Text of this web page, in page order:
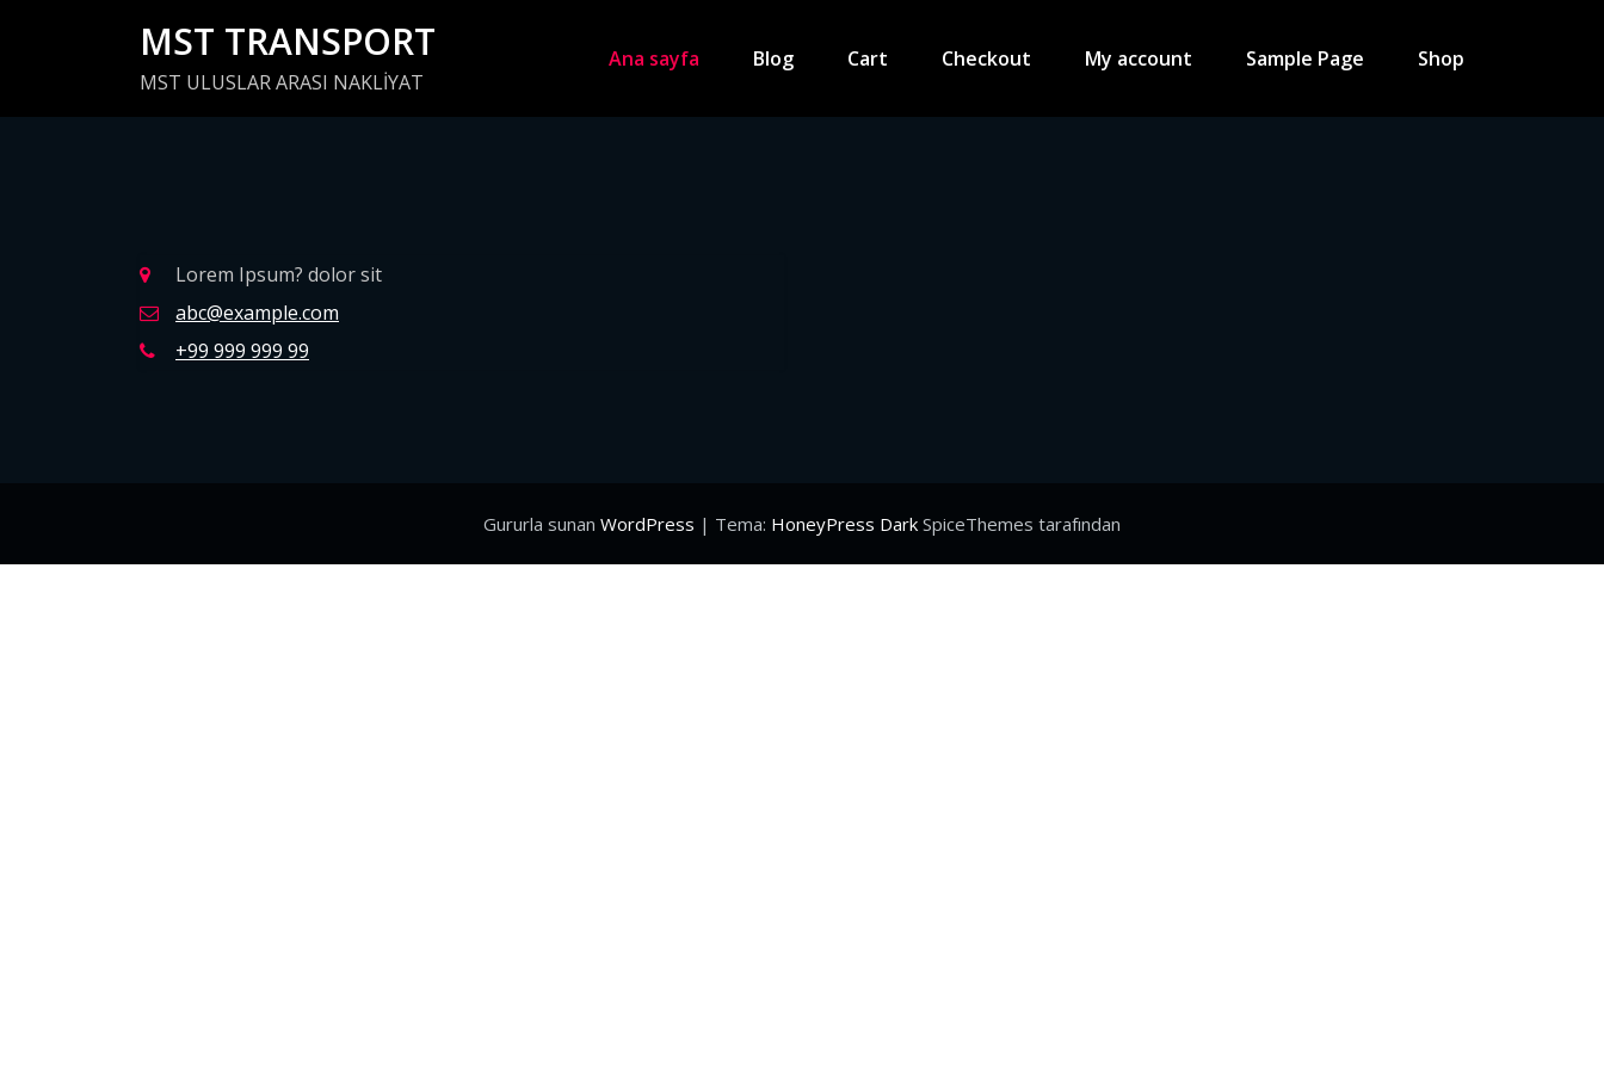
MST TRANSPORT
MST ULUSLAR ARASI NAKLİYAT
Ana sayfa Blog Cart Checkout My account Sample Page Shop
Lorem Ipsum? dolor sit
abc@example.com
+99 999 999 99
Gururla sunan WordPress | Tema: HoneyPress Dark SpiceThemes tarafından